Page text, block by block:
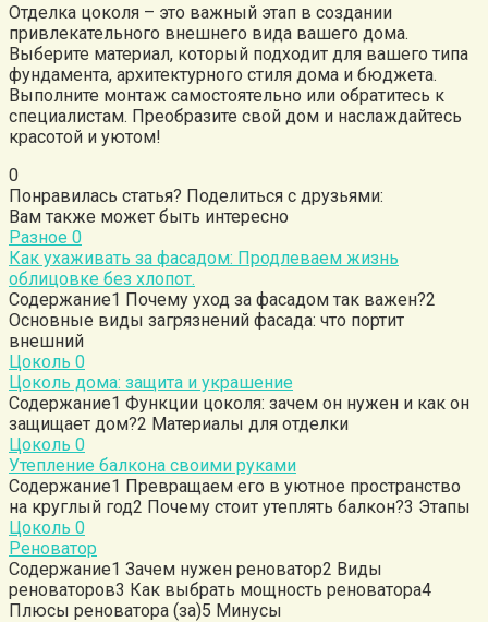
Отделка цоколя – это важный этап в создании
привлекательного внешнего вида вашего дома.
Выберите материал, который подходит для вашего типа
фундамента, архитектурного стиля дома и бюджета.
Выполните монтаж самостоятельно или обратитесь к
специалистам. Преобразите свой дом и наслаждайтесь
красотой и уютом!
0
Понравилась статья? Поделиться с друзьями:
Вам также может быть интересно
Разное 0
Как ухаживать за фасадом: Продлеваем жизнь
облицовке без хлопот.
Содержание1 Почему уход за фасадом так важен?2
Основные виды загрязнений фасада: что портит
внешний
Цоколь 0
Цоколь дома: защита и украшение
Содержание1 Функции цоколя: зачем он нужен и как он
защищает дом?2 Материалы для отделки
Цоколь 0
Утепление балкона своими руками
Содержание1 Превращаем его в уютное пространство
на круглый год2 Почему стоит утеплять балкон?3 Этапы
Цоколь 0
Реноватор
Содержание1 Зачем нужен реноватор2 Виды
реноваторов3 Как выбрать мощность реноватора4
Плюсы реноватора (за)5 Минусы